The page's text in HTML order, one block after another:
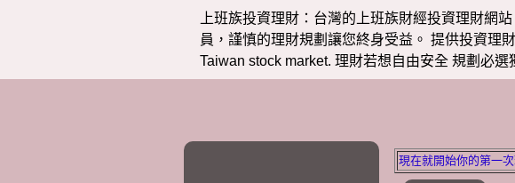
上班族投資理財：台灣的上班族財經投資理財網
員，謹慎的理財規劃讓您終身受益。 提供投資理
Taiwan stock market. 理財若想自由安全 規劃必選
現在就開始你的第一